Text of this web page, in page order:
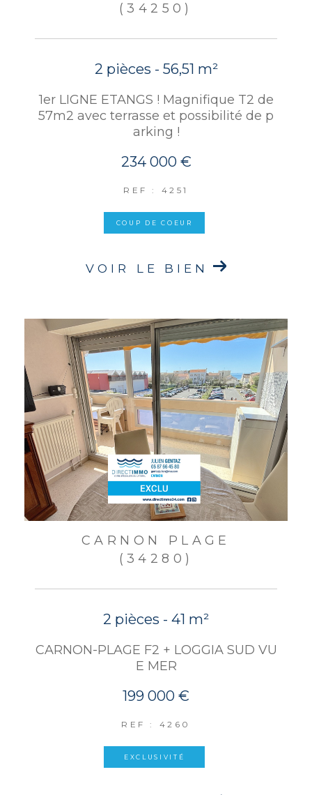
(34250)
2 pièces - 56,51 m²
1er LIGNE ETANGS ! Magnifique T2 de
57m2 avec terrasse et possibilité de p
arking !
234 000 €
REF : 4251
COUP DE COEUR
VOIR LE BIEN
CARNON PLAGE
(34280)
2 pièces - 41 m²
CARNON-PLAGE F2 + LOGGIA SUD VU
E MER
199 000 €
REF : 4260
EXCLUSIVITÉ